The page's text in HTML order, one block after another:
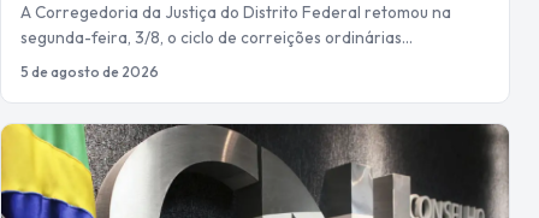
A Corregedoria da Justiça do Distrito Federal retomou na
segunda-feira, 3/8, o ciclo de correições ordinárias…
5 de agosto de 2026